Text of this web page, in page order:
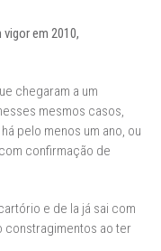
em 2010,
chegaram a um
mesmos casos,
pelo menos um ano, ou
confirmação de
e de la já sai com
constragimentos ao ter